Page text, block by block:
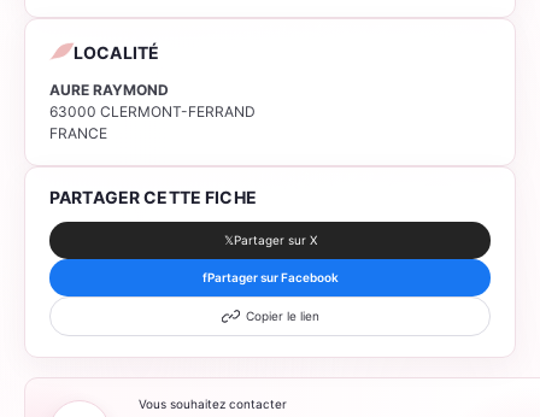
LOCALITÉ
AURE RAYMOND
63000 CLERMONT-FERRAND
FRANCE
PARTAGER CETTE FICHE
𝕏Partager sur X
fPartager sur Facebook
Copier le lien
Vous souhaitez contacter